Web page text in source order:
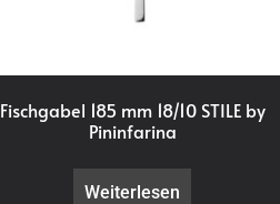
Fischgabel 185 mm 18/10 STILE by
Pininfarina
Weiterlesen